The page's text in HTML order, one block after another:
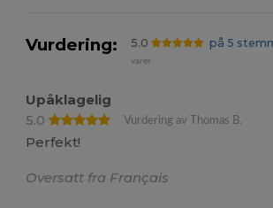
Vurdering: 5.0 på 5
varer
Upåklagelig
5.0
Vurdering av Thomas B.
Perfekt!
Oversatt fra Français